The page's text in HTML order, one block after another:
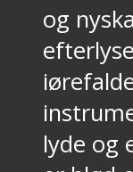
og
lyde og